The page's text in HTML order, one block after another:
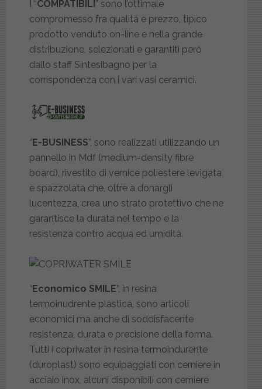
I “COMPATIBILI ” sono l’ottimale
compromesso fra qualità e prezzo, tipico
prodotto venduto on-line e nella grande
distribuzione, selezionati e garantiti però
dallo staff Sintesibagno per la
corrispondenza con i vari vasi ceramici.
“E-BUSINESS”, sono realizzati utilizzando un
pannello in Mdf (medium-density fibre
board), rivestito di vernice poliestere levigata
e spazzolata che, oltre a donargli
lucentezza, crea uno strato protettivo che ne
garantisce la durata nel tempo e la
resistenza contro acqua ed umidità.
“Economico SMILE”, in resina
termoinudrente plastica, sono articoli
economici ma anche di soddisfacente
resistenza, durata e precisione della forma.
Tutti i copriwater in resina termoindurente
(duroplast) sono equipaggiati con cerniere in
acciaio inox, alcuni disponibili con cerniere